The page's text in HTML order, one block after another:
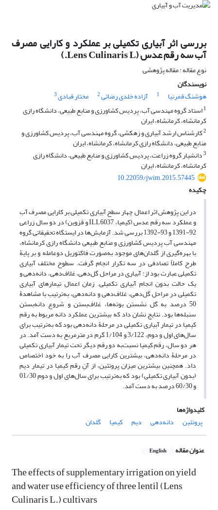
بررسی اثر آبیاری تکمیلی بر عملکرد و کارایی مصرف
آب سه رقم عدس (Lens Culinaris L.)
نوع مقاله : مقاله پژوهشی
نویسندگان
هوشنگ قمرنیا
1 آزاده خلدی رضائی2 مختار قبادی3
1استاد گروه مهندسی آب، پردیس کشاورزی و منابع طبیعی، دانشگاه رازی
کرمانشاه، کرمانشاه، ایران
2کارشناس ارشد آبیاری و زهکشی، گروه مهندسی آب، پردیس کشاورزی و
منابع طبیعی، دانشگاه رازی کرمانشاه، کرمانشاه، ایران
3دانشیار گروه زراعت، پردیس کشاورزی و منابع طبیعی، دانشگاه رازی
کرمانشاه، کرمانشاه، ایران
10.22059/jwim.2015.57445
چکیده
در این پژوهش اثر اعمال چهار سطح آبیاری تکمیلی بر کارایی مصرف آب
و عملکرد سه رقم عدس (کیمیا، ILL6037 و قزوین) در دو سال زراعی
92-1391 و 93-1392 بررسی شد. آزمایش‌ها در ایستگاه تحقیقاتی گروه
مهندسی آب پردیس کشاورزی و منابع طبیعی دانشگاه رازی کرمانشاه،
با بهره‌گیری از گلدان‌های موجود به‌صورت فاکتوریل دوعامله و بر پایۀ
طرح کاملاً تصادفی در سه تکرار انجام گرفت. سطوح مختلف آبیاری
تکمیلی عبارت بود از: آبیاری در مراحل گل‌دهی، غلاف‌دهی، دانه‌دهی و
یک حالت بدون انجام آبیاری تکمیلی. زمان اعمال تیمارهای آبیاری
تکمیلی در مراحل گل‌دهی، غلاف‌دهی و دانه‌دهی، به‌ترتیب با مشاهدۀ
50 درصد به گل نشستن بوته‌ها، غلاف‌بستن و شروع دانه‌بستن
سنبله‌ها بود. نتایج نشان داد که بیشترین عملکرد دانه مربوط به رقم
کیمیا در تیمار آبیاری تکمیلی در مرحلۀ دانه‌دهی بود که به‌ترتیب برای
سال‌های اول و دوم، 3/122 و 1/104 گرم در مترمربع به دست آمد. در
هر دو سال، رقم کیمیا نسبت‌به دو رقم دیگر تحت تیمار آبیاری تکمیلی
در مرحلۀ دانه‌دهی، بیشترین کارایی مصرف آب را به خود اختصاص
داد. همچنین بیشترین میزان پروتئین، از آنِ رقم کیمیا در تیمار دیم
(بدون آبیاری تکمیلی) بود که به‌ترتیب برای سال‌های اول و دوم 01/30
و 60/30 درصد به دست آمد.
کلیدواژه‌ها
پروتئین
دانه‌دهی دیم کیمیا گلدان
عنوان مقاله English
The effects of supplementary irrigation on yield
and water use efficiency of three lentil (Lens
Culinaris L.) cultivars